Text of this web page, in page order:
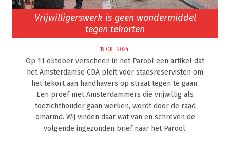
Vrijwilligerswerk is geen wondermiddel
tegen tekorten
19 OKT 2024
Op 11 oktober verscheen in het Parool een artikel dat
het Amsterdamse CDA pleit voor stadsreservisten om
het tekort aan handhavers op straat tegen te gaan.
Een proef met Amsterdammers die vrijwillig als
toezichthouder gaan werken, wordt door de raad
omarmd. Wij vinden daar wat van en schreven de
volgende ingezonden brief naar het Parool.